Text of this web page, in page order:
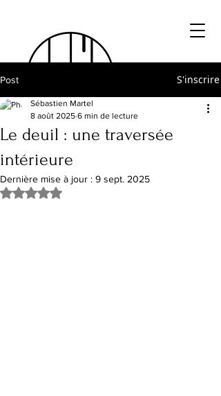
Post S'inscrire
Le deuil : une traversée
intérieure
Sébastien Martel
8 août 2025 6 min de lecture
Dernière mise à jour : 9 sept. 2025
Noté NaN étoiles sur 5.